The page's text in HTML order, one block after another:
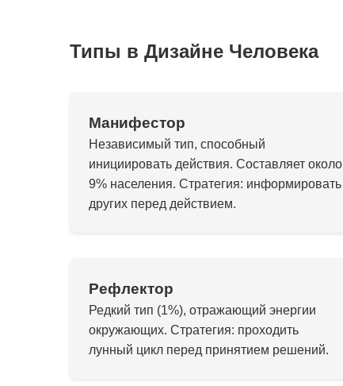
Типы в Дизайне Человека
Манифестор
Независимый тип, способный
инициировать действия. Составляет около
9% населения. Стратегия: информировать
других перед действием.
Рефлектор
Редкий тип (1%), отражающий энергии
окружающих. Стратегия: проходить
лунный цикл перед принятием решений.